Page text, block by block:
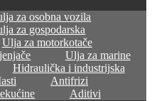
za osobna vozila
za gospodarska
Ulja za motorkotače
Ulja za marine
Hidraulička i industrijska
Antifrizi
Aditivi